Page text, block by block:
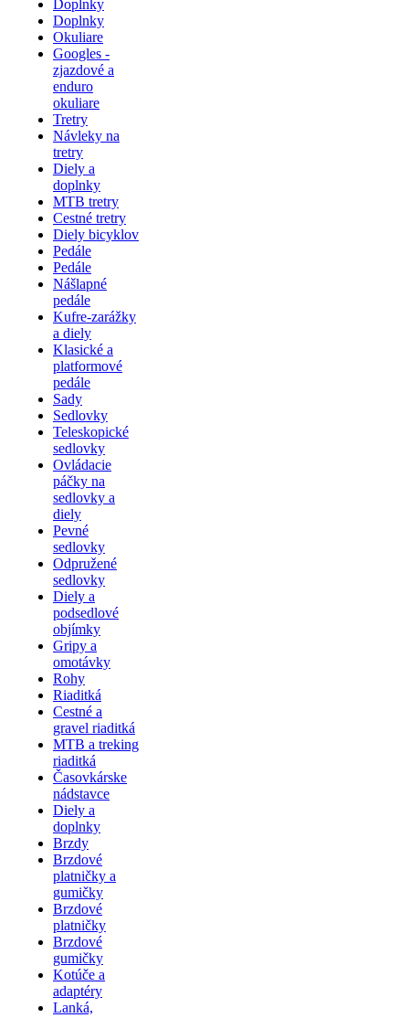
Doplnky
Doplnky
Okuliare
Googles -
zjazdové a
enduro
okuliare
Tretry
Návleky na
tretry
Diely a
doplnky
MTB tretry
Cestné tretry
Diely bicyklov
Pedále
Pedále
Nášlapné
pedále
Kufre-zarážky
a diely
Klasické a
platformové
pedále
Sady
Sedlovky
Teleskopické
sedlovky
Ovládacie
páčky na
sedlovky a
diely
Pevné
sedlovky
Odpružené
sedlovky
Diely a
podsedlové
objímky
Gripy a
omotávky
Rohy
Riaditká
Cestné a
gravel riaditká
MTB a treking
riaditká
Časovkárske
nádstavce
Diely a
doplnky
Brzdy
Brzdové
platničky a
gumičky
Brzdové
platničky
Brzdové
gumičky
Kotúče a
adaptéry
Lanká,